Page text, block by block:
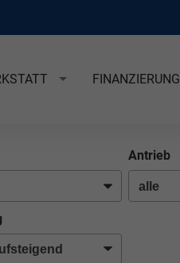
FINANZIERUNG
Antrieb